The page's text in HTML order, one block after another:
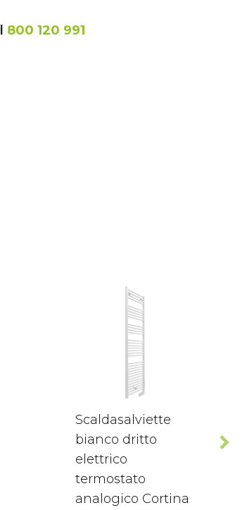
800 120 991
Scaldasalviette
bianco dritto
elettrico
termostato
analogico Cortina